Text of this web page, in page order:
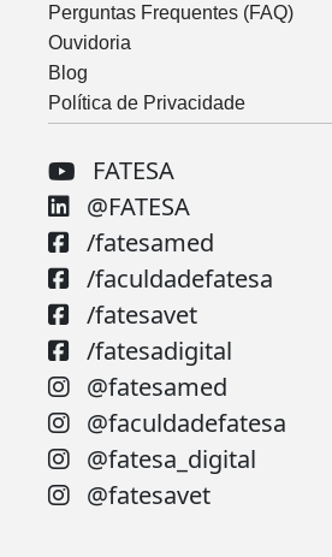
Perguntas Frequentes (FAQ)
Ouvidoria
Blog
Política de Privacidade
FATESA
@FATESA
/fatesamed
/faculdadefatesa
/fatesavet
/fatesadigital
@fatesamed
@faculdadefatesa
@fatesa_digital
@fatesavet